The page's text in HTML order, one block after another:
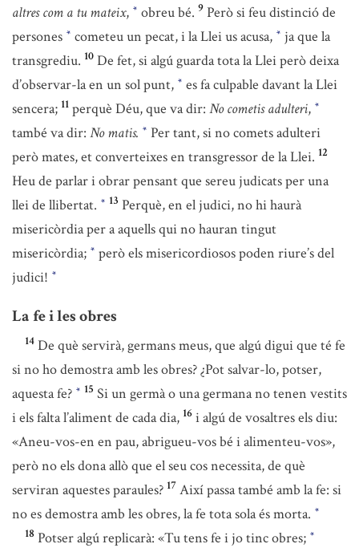
altres com a tu mateix, * obreu bé. 9 Però si feu distinció de
persones * cometeu un pecat, i la Llei us acusa, * ja que la
transgrediu. 10 De fet, si algú guarda tota la Llei però deixa
d’observar-la en un sol punt, * es fa culpable davant la Llei
sencera; 11 perquè Déu, que va dir: No cometis adulteri, *
també va dir: No matis. * Per tant, si no comets adulteri
però mates, et converteixes en transgressor de la Llei. 12
Heu de parlar i obrar pensant que sereu judicats per una
llei de llibertat. * 13 Perquè, en el judici, no hi haurà
misericòrdia per a aquells qui no hauran tingut
misericòrdia; * però els misericordiosos poden riure’s del
judici! *
La fe i les obres
14 De què servirà, germans meus, que algú digui que té fe
si no ho demostra amb les obres? ¿Pot salvar-lo, potser,
aquesta fe? * 15 Si un germà o una germana no tenen vestits
i els falta l’aliment de cada dia, 16 i algú de vosaltres els diu:
«Aneu-vos-en en pau, abrigueu-vos bé i alimenteu-vos»,
però no els dona allò que el seu cos necessita, de què
serviran aquestes paraules? 17 Així passa també amb la fe: si
no es demostra amb les obres, la fe tota sola és morta. *
18 Potser algú replicarà: «Tu tens fe i jo tinc obres; *